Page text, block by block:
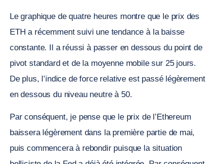
Le graphique de quatre heures montre que le prix des
ETH a récemment suivi une tendance à la baisse
constante. Il a réussi à passer en dessous du point de
pivot standard et de la moyenne mobile sur 25 jours.
De plus, l’indice de force relative est passé légèrement
en dessous du niveau neutre à 50.
Par conséquent, je pense que le prix de l’Ethereum
baissera légèrement dans la première partie de mai,
puis commencera à rebondir puisque la situation